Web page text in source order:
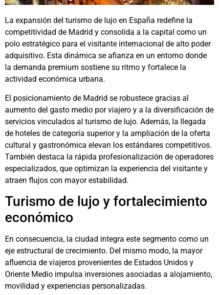
La expansión del turismo de lujo en España redefine la
competitividad de Madrid y consolida a la capital como un
polo estratégico para el visitante internacional de alto poder
adquisitivo. Esta dinámica se afianza en un entorno donde
la demanda premium sostiene su ritmo y fortalece la
actividad económica urbana.
El posicionamiento de Madrid se robustece gracias al
aumento del gasto medio por viajero y a la diversificación de
servicios vinculados al turismo de lujo. Además, la llegada
de hoteles de categoría superior y la ampliación de la oferta
cultural y gastronómica elevan los estándares competitivos.
También destaca la rápida profesionalización de operadores
especializados, que optimizan la experiencia del visitante y
atraen flujos con mayor estabilidad.
Turismo de lujo y fortalecimiento
económico
En consecuencia, la ciudad integra este segmento como un
eje estructural de crecimiento. Del mismo modo, la mayor
afluencia de viajeros provenientes de Estados Unidos y
Oriente Medio impulsa inversiones asociadas a alojamiento,
movilidad y experiencias personalizadas.